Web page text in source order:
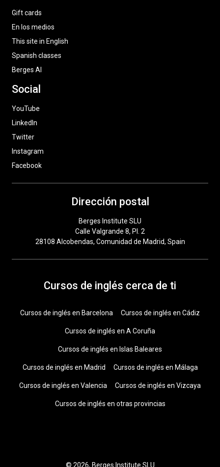
Gift cards
En los medios
This site in English
Spanish classes
Berges AI
Social
YouTube
LinkedIn
Twitter
Instagram
Facebook
Dirección postal
Berges Institute SLU
Calle Valgrande 8, Pl. 2
28108 Alcobendas, Comunidad de Madrid, Spain
Cursos de inglés cerca de ti
Cursos de inglés en Barcelona Cursos de inglés en Cádiz
Cursos de inglés en A Coruña
Cursos de inglés en Islas Baleares
Cursos de inglés en Madrid Cursos de inglés en Málaga
Cursos de inglés en Valencia Cursos de inglés en Vizcaya
Cursos de inglés en otras provincias
© 2026, Berges Institute SLU